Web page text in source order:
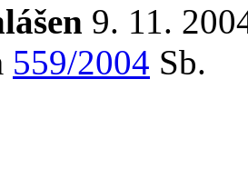
9. 11.
559/2004 Sb.